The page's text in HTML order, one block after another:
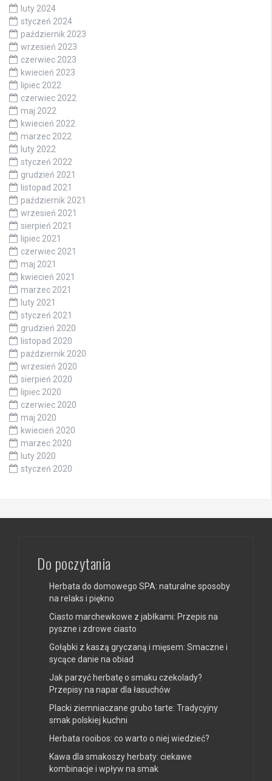
luty 2024
styczeń 2024
październik 2023
wrzesień 2023
czerwiec 2023
kwiecień 2023
lipiec 2022
czerwiec 2022
maj 2022
kwiecień 2022
marzec 2022
luty 2022
styczeń 2022
grudzień 2021
listopad 2021
październik 2021
wrzesień 2021
sierpień 2021
lipiec 2021
czerwiec 2021
maj 2021
kwiecień 2021
marzec 2021
luty 2021
styczeń 2021
grudzień 2020
listopad 2020
październik 2020
wrzesień 2020
sierpień 2020
lipiec 2020
czerwiec 2020
maj 2020
kwiecień 2020
marzec 2020
luty 2020
styczeń 2020
Do poczytania
Herbata do domowego SPA: naturalne sposoby
na relaks i piękno
Ciasto marchewkowe z jabłkami: Przepis na
pyszne i zdrowe ciasto
Gołąbki z kaszą gryczaną i mięsem: Smaczne i
sycące danie na obiad
Jak parzyć herbatę o smaku czekolady?
Przepisy na napar dla łasuchów
Placki ziemniaczane grubo tarte: Tradycyjny
smak polskiej kuchni
Herbata rooibos: co warto o niej wiedzieć?
Kawa dla smakoszy herbaty: ciekawe
kombinacje i wpływ na smak